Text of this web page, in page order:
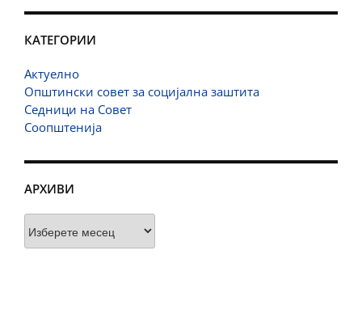
КАТЕГОРИИ
Актуелно
Општински совет за социјална заштита
Седници на Совет
Соопштенија
АРХИВИ